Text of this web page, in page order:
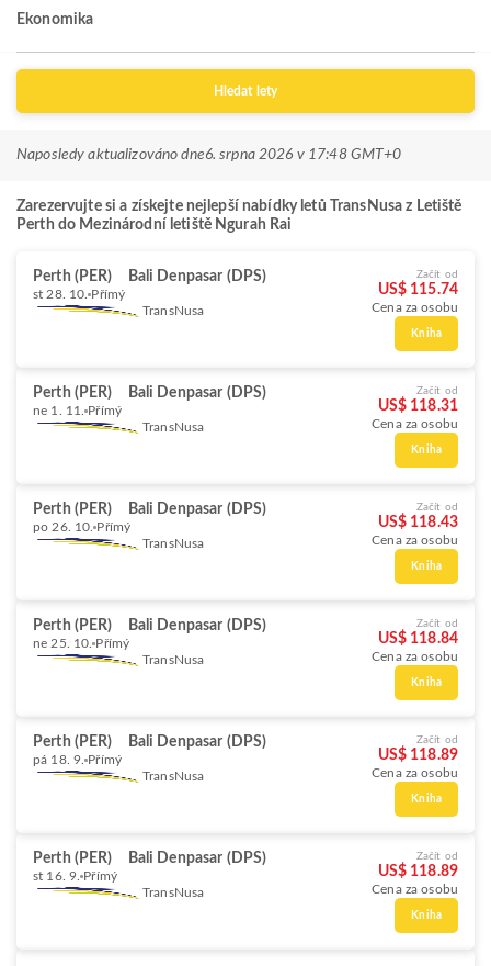
Ekonomika
Hledat lety
Naposledy aktualizováno dne6. srpna 2026 v 17:48 GMT+0
Zarezervujte si a získejte nejlepší nabídky letů TransNusa z Letiště
Perth do Mezinárodní letiště Ngurah Rai
Perth (PER) Bali Denpasar (DPS)
st 28. 10. Přímý
TransNusa
Začít od
US$ 115.74
Cena za osobu
Kniha
Perth (PER) Bali Denpasar (DPS)
ne 1. 11. Přímý
TransNusa
Začít od
US$ 118.31
Cena za osobu
Kniha
Perth (PER) Bali Denpasar (DPS)
po 26. 10. Přímý
TransNusa
Začít od
US$ 118.43
Cena za osobu
Kniha
Perth (PER) Bali Denpasar (DPS)
ne 25. 10. Přímý
TransNusa
Začít od
US$ 118.84
Cena za osobu
Kniha
Perth (PER) Bali Denpasar (DPS)
pá 18. 9. Přímý
TransNusa
Začít od
US$ 118.89
Cena za osobu
Kniha
Perth (PER) Bali Denpasar (DPS)
st 16. 9. Přímý
TransNusa
Začít od
US$ 118.89
Cena za osobu
Kniha